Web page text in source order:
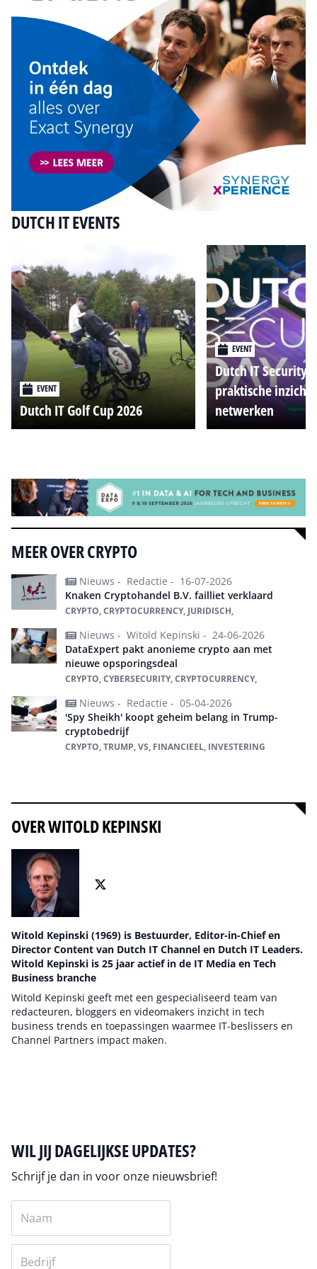
DUTCH IT EVENTS
EVENT
Dutch IT Golf Cup 2026
EVENT
Dutch IT Security
praktische
netwerken
MEER OVER CRYPTO
Nieuws - Redactie - 16-07-2026
Knaken Cryptohandel B.V. failliet verklaard
CRYPTO, CRYPTOCURRENCY, JURIDISCH,
Nieuws - Witold Kepinski - 24-06-2026
DataExpert pakt anonieme crypto aan met
nieuwe opsporingsdeal
CRYPTO, CYBERSECURITY, CRYPTOCURRENCY,
Nieuws - Redactie - 05-04-2026
'Spy Sheikh' koopt geheim belang in Trump-
cryptobedrijf
CRYPTO, TRUMP, VS, FINANCIEEL, INVESTERING
OVER WITOLD KEPINSKI
Witold Kepinski (1969) is Bestuurder, Editor-in-Chief en
Director Content van Dutch IT Channel en Dutch IT Leaders.
Witold Kepinski is 25 jaar actief in de IT Media en Tech
Business branche
Witold Kepinski geeft met een gespecialiseerd team van
redacteuren, bloggers en videomakers inzicht in tech
business trends en toepassingen waarmee IT-beslissers en
Channel Partners impact maken.
WIL JIJ DAGELIJKSE UPDATES?
Schrijf je dan in voor onze nieuwsbrief!